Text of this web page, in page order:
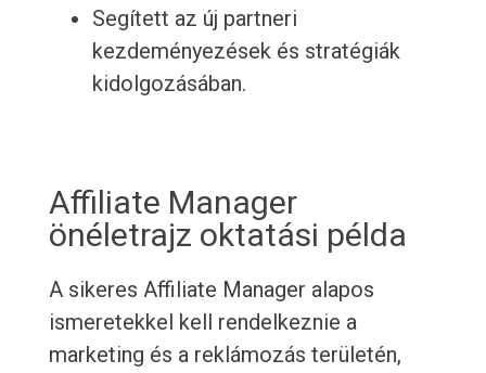
Segített az új partneri
kezdeményezések és stratégiák
kidolgozásában.
Affiliate Manager
önéletrajz oktatási példa
A sikeres Affiliate Manager alapos
ismeretekkel kell rendelkeznie a
marketing és a reklámozás területén,